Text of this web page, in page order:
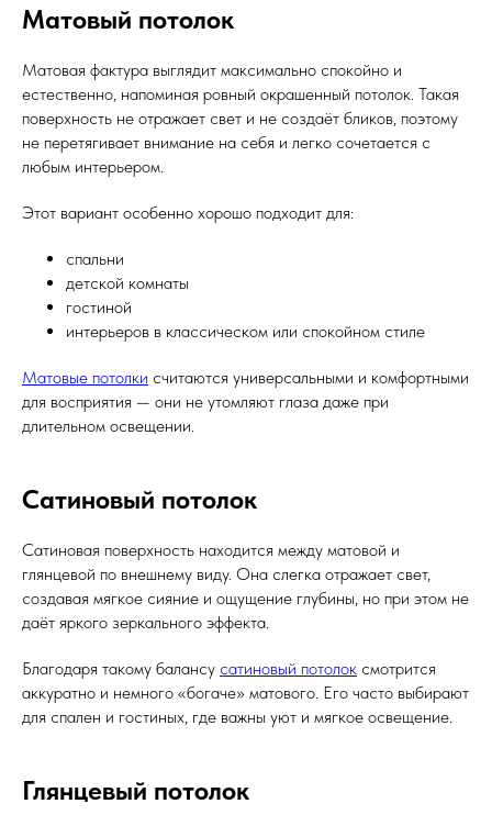
Матовый потолок
Матовая фактура выглядит максимально спокойно и
естественно, напоминая ровный окрашенный потолок. Такая
поверхность не отражает свет и не создаёт бликов, поэтому
не перетягивает внимание на себя и легко сочетается с
любым интерьером.
Этот вариант особенно хорошо подходит для:
спальни
детской комнаты
гостиной
интерьеров в классическом или спокойном стиле
Матовые потолки считаются универсальными и комфортными
для восприятия — они не утомляют глаза даже при
длительном освещении.
Сатиновый потолок
Сатиновая поверхность находится между матовой и
глянцевой по внешнему виду. Она слегка отражает свет,
создавая мягкое сияние и ощущение глубины, но при этом не
даёт яркого зеркального эффекта.
Благодаря такому балансу сатиновый потолок смотрится
аккуратно и немного «богаче» матового. Его часто выбирают
для спален и гостиных, где важны уют и мягкое освещение.
Глянцевый потолок